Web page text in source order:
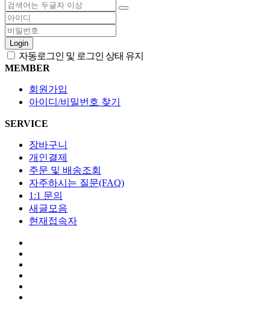
Login
자동로그인 및 로그인 상태 유지
MEMBER
회원가입
아이디/비밀번호 찾기
SERVICE
장바구니
개인결제
주문 및 배송조회
자주하시는 질문(FAQ)
1:1 문의
새글모음
현재접속자